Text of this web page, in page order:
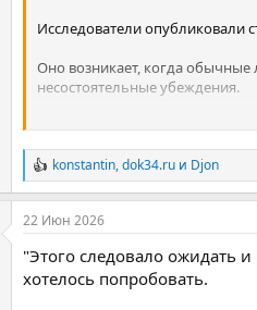
Исследователи опубликовали
Оно возникает, когда
несостоятельные убеждения.
«галлюцинация» ИИ,
MIT построил формальную
рационального человека,
Даже абсолютно
Р
е
а
к
и
и
konstantin,dok34.ru и Djon
22 Июн 2026
"Этого следовало ожидать
хотелось попробовать.